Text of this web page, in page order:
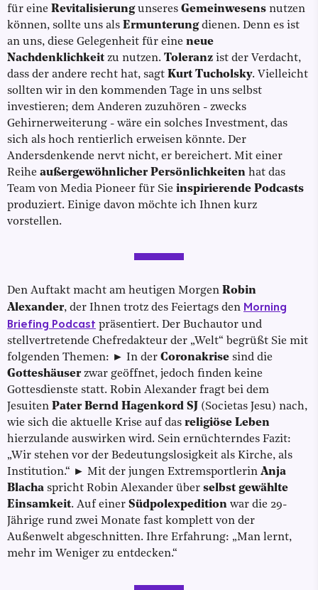
für eine Revitalisierungunseres Gemeinwesens nutzen
können, sollte uns als Ermunterungdienen. Denn es ist
an uns, diese Gelegenheit für eine neue
Nachdenklichkeit zu nutzen. Toleranz ist der Verdacht,
dass der andere recht hat, sagt Kurt Tucholsky. Vielleicht
sollten wir in den kommenden Tage in uns selbst
investieren; dem Anderen zuzuhören - zwecks
Gehirnerweiterung - wäre ein solches Investment, das
sich als hoch rentierlich erweisen könnte. Der
Andersdenkende nervt nicht, er bereichert. Mit einer
Reihe außergewöhnlicher Persönlichkeiten hat das
Team von Media Pioneer für Sie inspirierende Podcasts
produziert. Einige davon möchte ich Ihnen kurz
vorstellen.
Den Auftakt macht am heutigen Morgen Robin
Alexander, der Ihnen trotz des Feiertags den Morning
Briefing Podcast präsentiert. Der Buchautor und
stellvertretende Chefredakteur der „Welt“ begrüßt Sie mit
folgenden Themen: ► In der Coronakrise sind die
Gotteshäuserzwar geöffnet, jedoch finden keine
Gottesdienste statt. Robin Alexander fragt bei dem
Jesuiten Pater Bernd Hagenkord SJ (Societas Jesu) nach,
wie sich die aktuelle Krise auf das religiöse Leben
hierzulande auswirken wird. Sein ernüchterndes Fazit:
„Wir stehen vor der Bedeutungslosigkeit als Kirche, als
Institution.“ ► Mit der jungen Extremsportlerin Anja
Blacha spricht Robin Alexander über selbst gewählte
Einsamkeit. Auf einer Südpolexpedition war die 29-
Jährige rund zwei Monate fast komplett von der
Außenwelt abgeschnitten. Ihre Erfahrung: „Man lernt,
mehr im Weniger zu entdecken.“